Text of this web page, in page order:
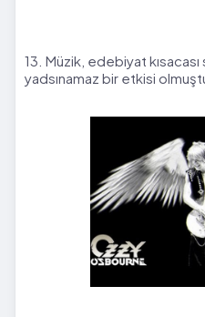
13. Müzik, edebiyat kısacası
yadsınamaz bir etkisi